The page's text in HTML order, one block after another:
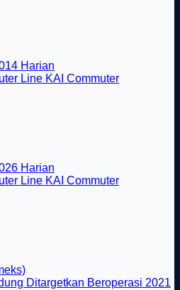
Harian
Line KAI Commuter
Harian
Line KAI Commuter
Ditargetkan Beroperasi 2021